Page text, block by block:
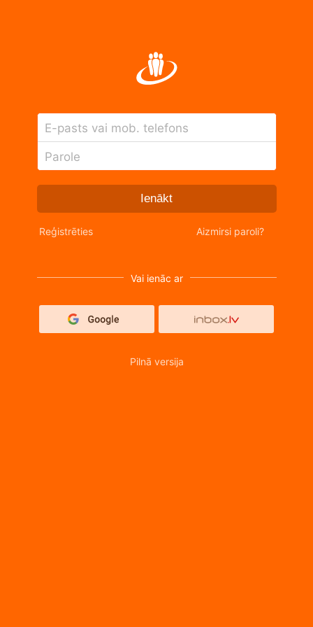
E-pasts vai mob. telefons
Parole
Ienākt
Reģistrēties Aizmirsi paroli?
Vai ienāc ar
Pilnā versija